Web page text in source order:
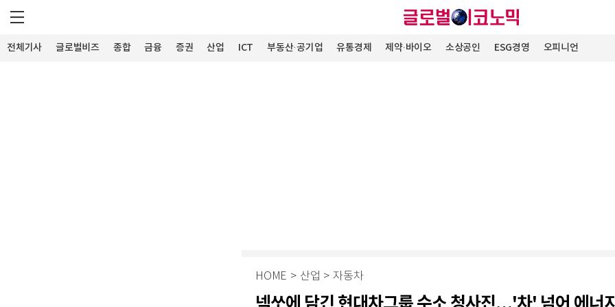
전체기사 글로벌비즈 종합 금융 증권 산업 ICT 부동산·공기업 유통경제 제약∙바이오 소상공인 ESG경영 오피니언
HOME > 산업 > 자동차